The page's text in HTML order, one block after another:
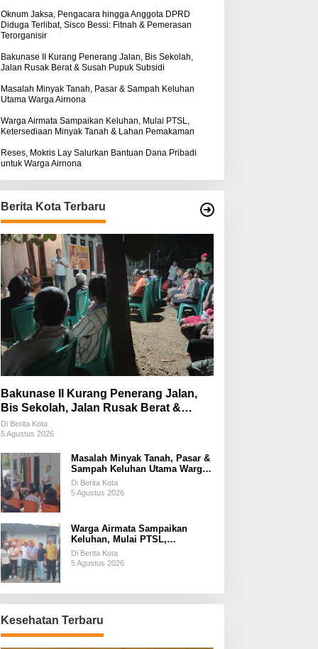
Warga Airnona
Hukum Kasus Sebastian
Bokol Sarat Rekayasa
:Oknum Jaksa, Pengacara hingga Anggota DPRD
Diduga Terlibat, Sisco Bessi: Fitnah & Pemerasan
Terorganisir
Bakunase II Kurang Penerang Jalan, Bis Sekolah,
Jalan Rusak Berat & Susah Pupuk Subsidi
Masalah Minyak Tanah, Pasar & Sampah Keluhan
Utama Warga Airnona
Warga Airmata Sampaikan Keluhan, Mulai PTSL,
Ketersediaan Minyak Tanah & Lahan Pemakaman
Reses, Mokris Lay Salurkan Bantuan Dana Pribadi
untuk Warga Airnona
Berita Kota Terbaru
Bakunase II Kurang Penerang Jalan,
Bis Sekolah, Jalan Rusak Berat &
Susah Pupuk Subsidi
Di Berita Kota
5 Agustus 2026
Masalah Minyak Tanah, Pasar &
Sampah Keluhan Utama Warga
Airnona
Di Berita Kota
5 Agustus 2026
Warga Airmata Sampaikan
Keluhan, Mulai PTSL,
Ketersediaan Minyak Tanah &
Lahan Pemakaman
Di Berita Kota
5 Agustus 2026
Kesehatan Terbaru